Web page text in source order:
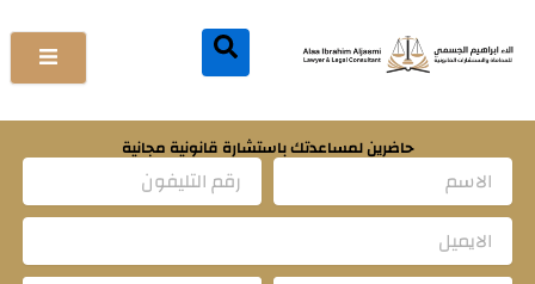
إلى
المحتوى
حاضرين لمساعدتك باستشارة قانونية مجانية